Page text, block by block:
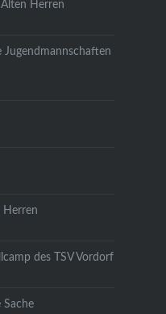
Herren
Herren
des TSV Vordorf
Sache